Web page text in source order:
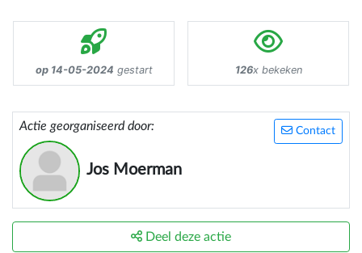
op 14-05-2024 gestart 126x bekeken
Contact
Actie georganiseerd door:
Jos Moerman
Deel deze actie